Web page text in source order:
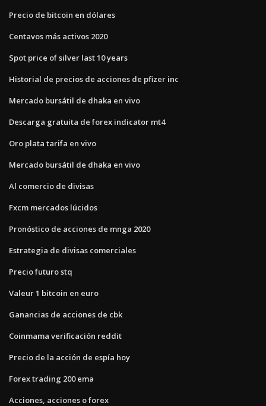
Precio de bitcoin en dólares
Centavos más activos 2020
Spot price of silver last 10 years
Historial de precios de acciones de pfizer inc
Mercado bursátil de dhaka en vivo
Descarga gratuita de forex indicator mt4
Oro plata tarifa en vivo
Mercado bursátil de dhaka en vivo
Al comercio de divisas
Fxcm mercados lúcidos
Pronóstico de acciones de mnga 2020
Estrategia de divisas comerciales
Precio futuro stq
Valeur 1 bitcoin en euro
Ganancias de acciones de cbk
Coinmama verificación reddit
Precio de la acción de espía hoy
Forex trading 200 ema
Acciones, acciones o forex